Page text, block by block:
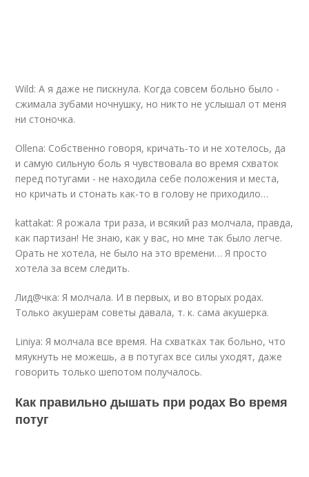
Wild: А я даже не пискнула. Когда совсем больно было -
сжимала зубами ночнушку, но никто не услышал от меня
ни стоночка.
Ollena: Собственно говоря, кричать-то и не хотелось, да
и самую сильную боль я чувствовала во время схваток
перед потугами - не находила себе положения и места,
но кричать и стонать как-то в голову не приходило…
kattakat: Я рожала три раза, и всякий раз молчала, правда,
как партизан! Не знаю, как у вас, но мне так было легче.
Орать не хотела, не было на это времени… Я просто
хотела за всем следить.
Лид@чка: Я молчала. И в первых, и во вторых родах.
Только акушерам советы давала, т. к. сама акушерка.
Liniya: Я молчала все время. На схватках так больно, что
мяукнуть не можешь, а в потугах все силы уходят, даже
говорить только шепотом получалось.
Как правильно дышать при родах Во время
потуг